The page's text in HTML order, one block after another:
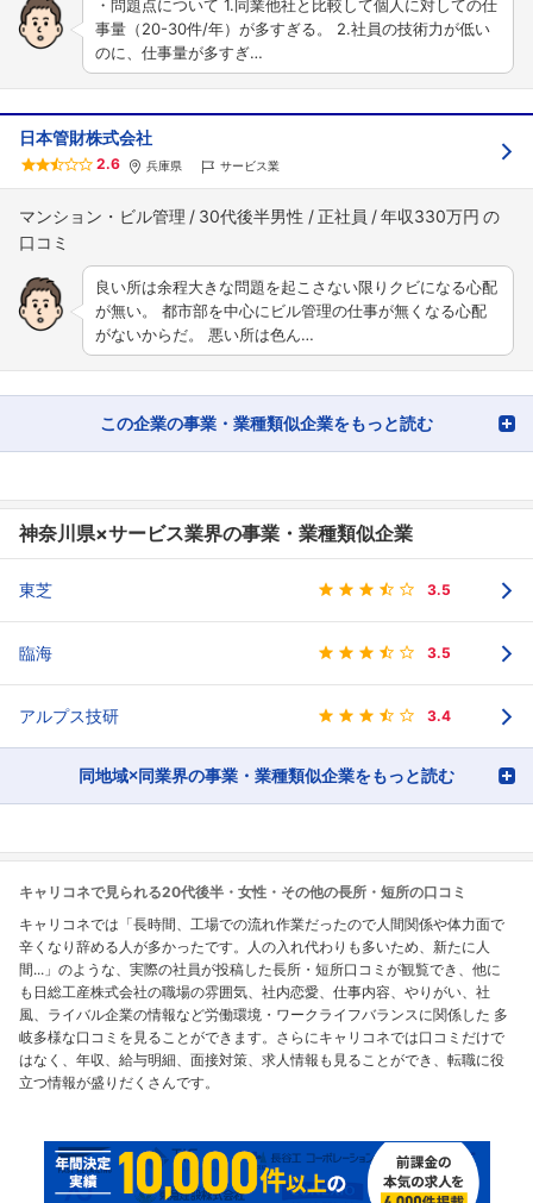
・問題点について 1.同業他社と比較して個人に対しての仕
事量（20-30件/年）が多すぎる。 2.社員の技術力が低い
のに、仕事量が多すぎ…
日本管財株式会社
2.6 兵庫県 サービス業
マンション・ビル管理 30代後半男性 正社員 年収330万円
良い所は余程大きな問題を起こさない限りクビになる心配
が無い。 都市部を中心にビル管理の仕事が無くなる心配
がないからだ。 悪い所は色ん…
この企業の事業・業種類似企業をもっと読む
神奈川県×サービス業界の事業・業種類似企業
東芝 3.5
臨海 3.5
アルプス技研 3.4
同地域×同業界の事業・業種類似企業をもっと読む
キャリコネで見られる20代後半・女性・その他の長所・短所の口コミ
キャリコネでは「長時間、工場での流れ作業だったので人間関係や体力面で
辛くなり辞める人が多かったです。人の入れ代わりも多いため、新たに人
間...」のような、実際の社員が投稿した長所・短所口コミが観覧でき、他に
も日総工産株式会社の職場の雰囲気、社内恋愛、仕事内容、やりがい、社
風、ライバル企業の情報など労働環境・ワークライフバランスに関係した 多
岐多様な口コミを見ることができます。さらにキャリコネでは口コミだけで
はなく、年収、給与明細、面接対策、求人情報も見ることができ、転職に役
立つ情報が盛りだくさんです。